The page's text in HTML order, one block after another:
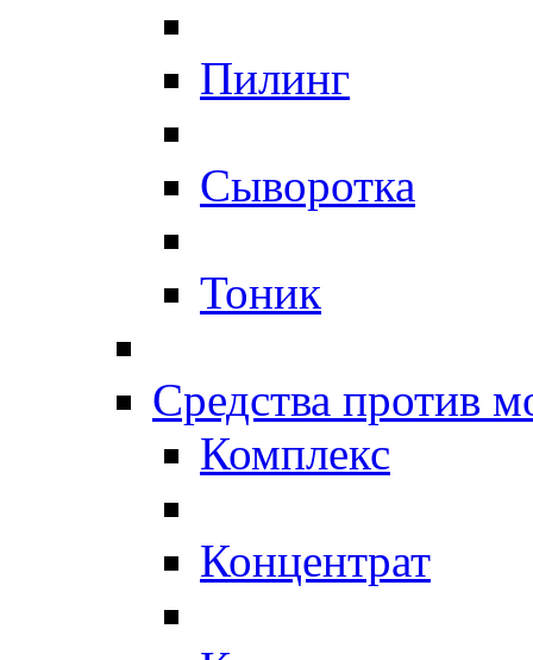
Пилинг
Сыворотка
Тоник
Средства против
Комплекс
Концентрат